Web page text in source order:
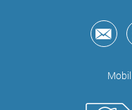
Mobil